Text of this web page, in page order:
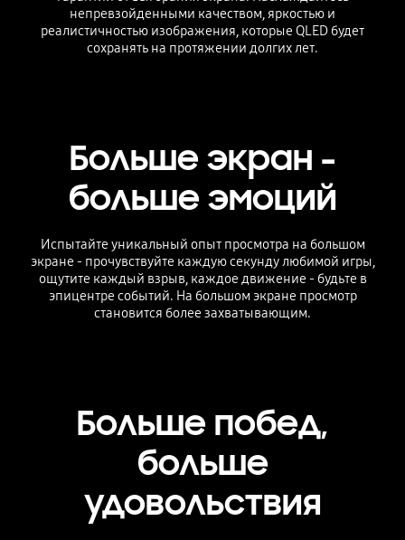
непревзойденными качеством, яркостью и
реалистичностью изображения, которые QLED будет
сохранять на протяжении долгих лет.
Больше экран -
больше эмоций
Испытайте уникальный опыт просмотра на большом
экране - прочувствуйте каждую секунду любимой игры,
ощутите каждый взрыв, каждое движение - будьте в
эпицентре событий. На большом экране просмотр
становится более захватывающим.
Больше побед,
больше
удовольствия